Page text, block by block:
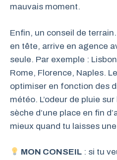
mauvais moment.
Enfin, un conseil de
en tête, arrive en agence
seule. Par exemple :
Rome, Florence, Naples.
optimiser en fonction des
météo. L’odeur de pluie
sèche d’une place en fin
mieux quand tu laisses
MON CONSEIL : si tu